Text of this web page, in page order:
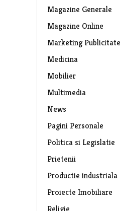
Magazine Generale
Magazine Online
Marketing Publicitate
Medicina
Mobilier
Multimedia
News
Pagini Personale
Politica si Legislatie
Prietenii
Productie industriala
Proiecte Imobiliare
Religie